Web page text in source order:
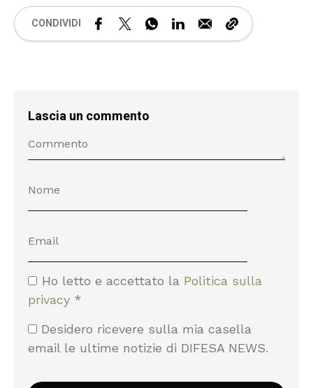
CONDIVIDI
Lascia un commento
Ho letto e accettato la Politica sulla
privacy *
Desidero ricevere sulla mia casella
email le ultime notizie di DIFESA NEWS.